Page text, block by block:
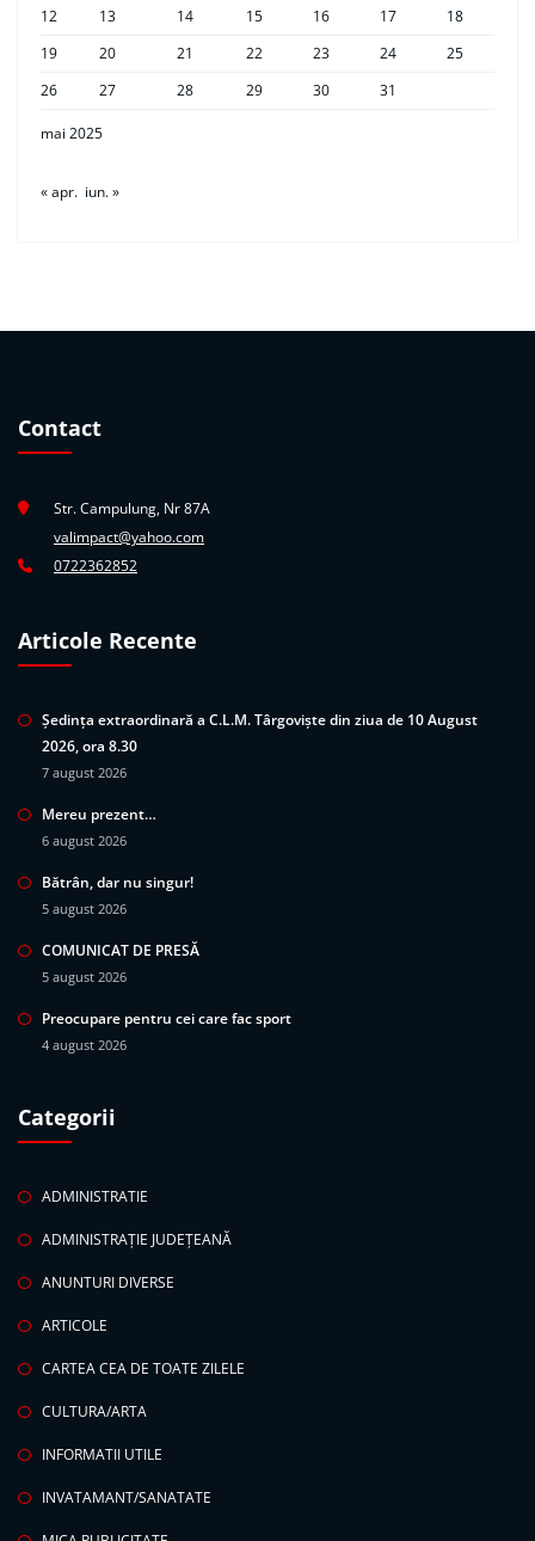
mai 2025
12
13 14 15 16 17
18
19
20 21 22 23 24
25
26
27 28 29 30 31
« apr. iun. »
Contact
Str. Campulung, Nr 87A
valimpact@yahoo.com
0722362852
Articole Recente
Ședința extraordinară a C.L.M. Târgoviște din ziua de 10 August
2026, ora 8.30
7 august 2026
Mereu prezent…
6 august 2026
Bătrân, dar nu singur!
5 august 2026
COMUNICAT DE PRESĂ
5 august 2026
Preocupare pentru cei care fac sport
4 august 2026
Categorii
ADMINISTRATIE
ADMINISTRAȚIE JUDEȚEANĂ
ANUNTURI DIVERSE
ARTICOLE
CARTEA CEA DE TOATE ZILELE
CULTURA/ARTA
INFORMATII UTILE
INVATAMANT/SANATATE